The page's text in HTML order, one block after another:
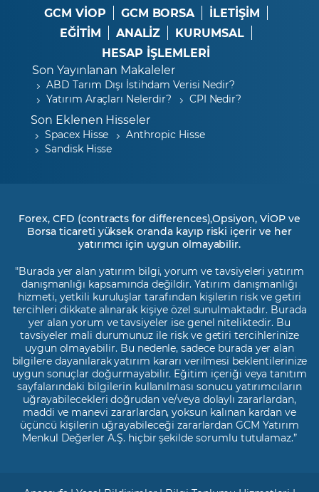
GCM VİOP
GCM BORSA
İLETİŞİM
EĞİTİM
ANALİZ
KURUMSAL
HESAP İŞLEMLERİ
Son Yayınlanan Makaleler
ABD Tarım Dışı İstihdam Verisi Nedir?
Yatırım Araçları Nelerdir?
CPI Nedir?
Son Eklenen Hisseler
Spacex Hisse
Anthropic Hisse
Sandisk Hisse
Forex, CFD (contracts for differences),Opsiyon, VİOP ve
Borsa ticareti yüksek oranda kayıp riski içerir ve her
yatırımcı için uygun olmayabilir.
"Burada yer alan yatırım bilgi, yorum ve tavsiyeleri yatırım
danışmanlığı kapsamında değildir. Yatırım danışmanlığı
hizmeti, yetkili kuruluşlar tarafından kişilerin risk ve getiri
tercihleri dikkate alınarak kişiye özel sunulmaktadır. Burada
yer alan yorum ve tavsiyeler ise genel niteliktedir. Bu
tavsiyeler mali durumunuz ile risk ve getiri tercihlerinize
uygun olmayabilir. Bu nedenle, sadece burada yer alan
bilgilere dayanılarak yatırım kararı verilmesi beklentilerinize
uygun sonuçlar doğurmayabilir. Eğitim içeriği veya tanıtım
sayfalarındaki bilgilerin kullanılması sonucu yatırımcıların
uğrayabilecekleri doğrudan ve/veya dolaylı zararlardan,
maddi ve manevi zararlardan, yoksun kalınan kardan ve
üçüncü kişilerin uğrayabileceği zararlardan GCM Yatırım
Menkul Değerler A.Ş. hiçbir şekilde sorumlu tutulamaz.”